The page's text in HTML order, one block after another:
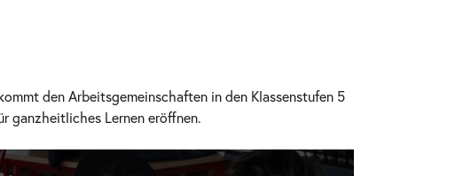
den Arbeitsgemeinschaften in den Klassenstufen 5
ganzheitliches Lernen eröffnen.